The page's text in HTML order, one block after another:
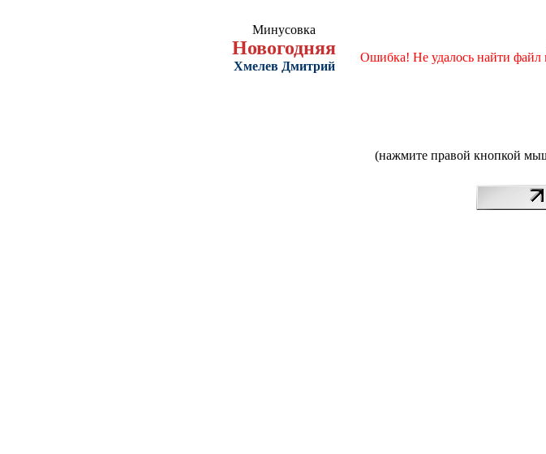
Минусовка
Новогодняя
Хмелев Дмитрий
Ошибка! Не удалось найти файл
(нажмите правой кнопкой